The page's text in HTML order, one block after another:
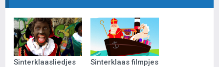
Sinterklaasliedjes Sinterklaas filmpjes